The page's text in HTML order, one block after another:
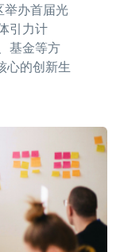
举办首届光
引力计
基金等方
心的创新生